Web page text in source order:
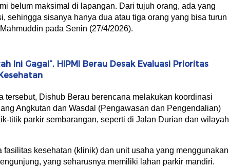
belum maksimal di lapangan. Dari tujuh orang, ada yang
sehingga sisanya hanya dua atau tiga orang yang bisa turun
pada Senin (27/4/2026).
Ini Gagal”, HIPMI Berau Desak Evaluasi Prioritas
tersebut, Dishub Berau berencana melakukan koordinasi
Angkutan dan Wasdal (Pengawasan dan Pengendalian)
titik parkir sembarangan, seperti di Jalan Durian dan wilayah
fasilitas kesehatan (klinik) dan unit usaha yang menggunakan
yang seharusnya memiliki lahan parkir mandiri.